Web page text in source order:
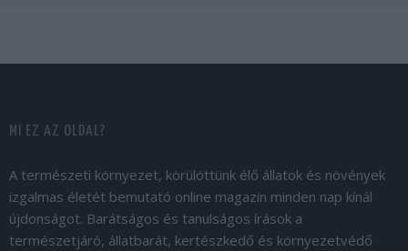
MI EZ AZ OLDAL?
A természeti környezet, körülöttünk élő állatok és növények
izgalmas életét bemutató online magazin minden nap kínál
újdonságot. Barátságos és tanulságos írások a
természetjáró, állatbarát, kertészkedő és környezetvédő